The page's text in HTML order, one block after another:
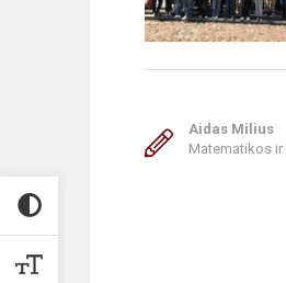
Aidas Milius
Matematikos